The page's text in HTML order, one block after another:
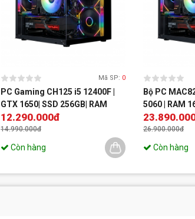
Mã SP: 0
PC Gaming CH125 i5 12400F |
GTX 1650| SSD 256GB| RAM
16GB DDR4
12.290.000đ
14.990.000đ
Còn hàng
Bộ PC
5060 | RAM
26.900.000đ
Còn hàng